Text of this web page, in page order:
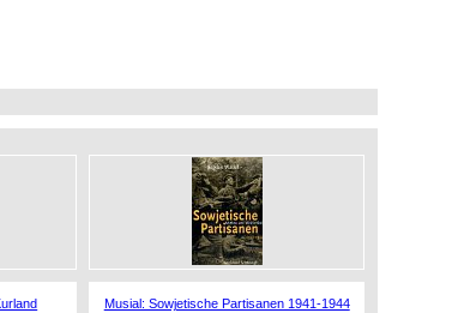
Musial: Sowjetische Partisanen 1941-1944